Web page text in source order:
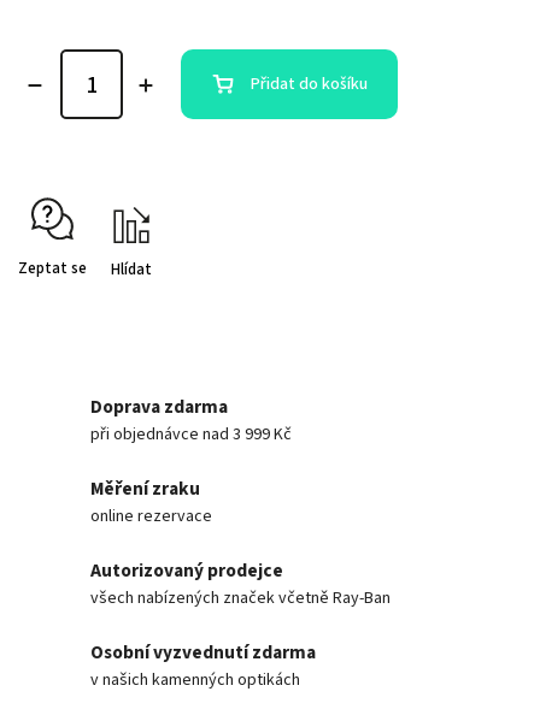
Přidat do košíku
Zeptat se Hlídat
Doprava zdarma
při objednávce nad 3 999 Kč
Měření zraku
online rezervace
Autorizovaný prodejce
všech nabízených značek včetně Ray-Ban
Osobní vyzvednutí zdarma
v našich kamenných optikách